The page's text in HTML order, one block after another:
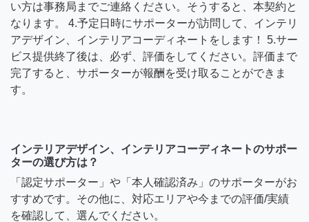
い方は事務局までご連絡ください。そうすると、本契約と
なります。 4.予定日時にサポーターが訪問して、インテリ
アデザイン、インテリアコーディネートをします！ 5.サー
ビス提供終了後は、必ず、評価をしてください。評価まで
完了すると、サポーターが報酬を受け取ることができま
す。
インテリアデザイン、インテリアコーディネートのサポー
ターの選び方は？
「認定サポーター」や「本人確認済み」のサポーターがお
すすめです。その他に、対応エリアや今までの評価/実績
を確認して、選んでください。